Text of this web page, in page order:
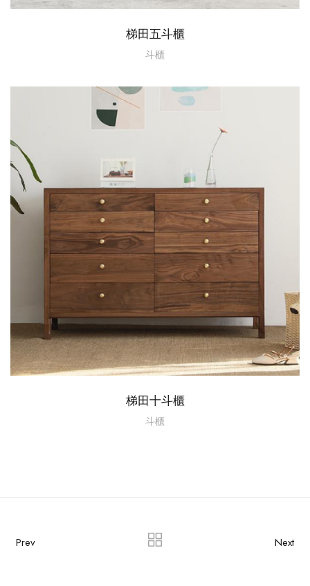
梯田五斗櫃
斗櫃
梯田十斗櫃
斗櫃
Prev Next